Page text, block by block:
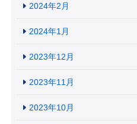
2024年2月
2024年1月
2023年12月
2023年11月
2023年10月